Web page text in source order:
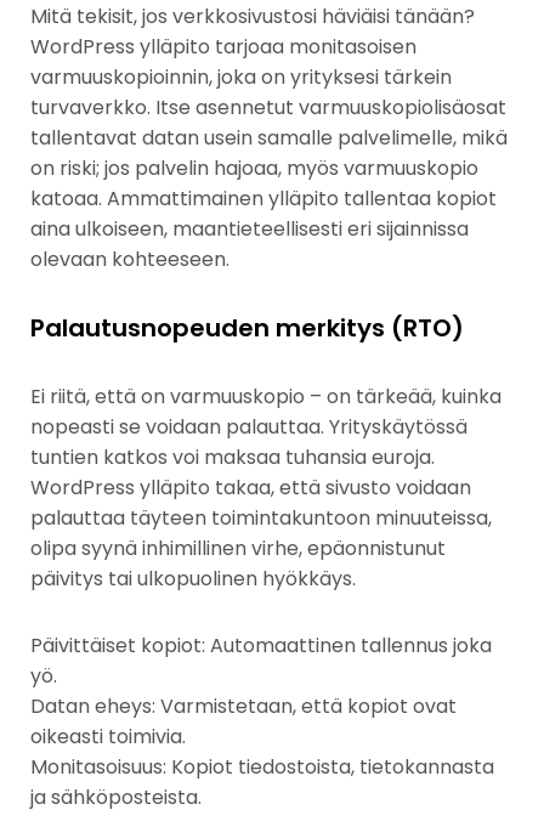
Mitä tekisit, jos verkkosivustosi häviäisi tänään?
WordPress ylläpito tarjoaa monitasoisen
varmuuskopioinnin, joka on yrityksesi tärkein
turvaverkko. Itse asennetut varmuuskopiolisäosat
tallentavat datan usein samalle palvelimelle, mikä
on riski; jos palvelin hajoaa, myös varmuuskopio
katoaa. Ammattimainen ylläpito tallentaa kopiot
aina ulkoiseen, maantieteellisesti eri sijainnissa
olevaan kohteeseen.
Palautusnopeuden merkitys (RTO)
Ei riitä, että on varmuuskopio – on tärkeää, kuinka
nopeasti se voidaan palauttaa. Yrityskäytössä
tuntien katkos voi maksaa tuhansia euroja.
WordPress ylläpito takaa, että sivusto voidaan
palauttaa täyteen toimintakuntoon minuuteissa,
olipa syynä inhimillinen virhe, epäonnistunut
päivitys tai ulkopuolinen hyökkäys.
Päivittäiset kopiot: Automaattinen tallennus joka
yö.
Datan eheys: Varmistetaan, että kopiot ovat
oikeasti toimivia.
Monitasoisuus: Kopiot tiedostoista, tietokannasta
ja sähköposteista.